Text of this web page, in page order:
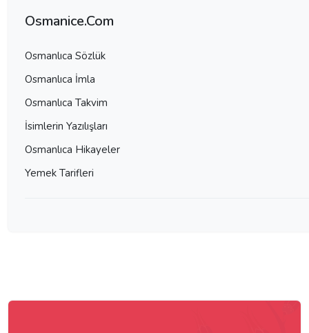
Osmanice.Com
Osmanlıca Sözlük
Osmanlıca İmla
Osmanlıca Takvim
İsimlerin Yazılışları
Osmanlıca Hikayeler
Yemek Tarifleri